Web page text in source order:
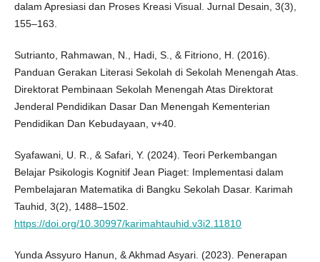
dalam Apresiasi dan Proses Kreasi Visual. Jurnal Desain, 3(3),
155–163.
Sutrianto, Rahmawan, N., Hadi, S., & Fitriono, H. (2016).
Panduan Gerakan Literasi Sekolah di Sekolah Menengah Atas.
Direktorat Pembinaan Sekolah Menengah Atas Direktorat
Jenderal Pendidikan Dasar Dan Menengah Kementerian
Pendidikan Dan Kebudayaan, v+40.
Syafawani, U. R., & Safari, Y. (2024). Teori Perkembangan
Belajar Psikologis Kognitif Jean Piaget: Implementasi dalam
Pembelajaran Matematika di Bangku Sekolah Dasar. Karimah
Tauhid, 3(2), 1488–1502.
https://doi.org/10.30997/karimahtauhid.v3i2.11810
Yunda Assyuro Hanun, & Akhmad Asyari. (2023). Penerapan